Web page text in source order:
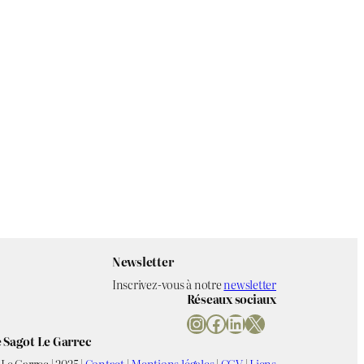
Newsletter
Inscrivez-vous à notrenewsletter
Réseaux sociaux
InstagramFacebook LinkedIn X
Le Garrec